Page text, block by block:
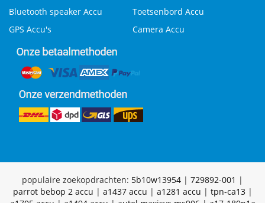
Bluetooth speaker Accu
Toetsenbord Accu
GPS Accu's
Camera Accu
populaire zoekopdrachten: 5b10w13954 | 729892-001 |
parrot bebop 2 accu | a1437 accu | a1281 accu | tpn-ca13|